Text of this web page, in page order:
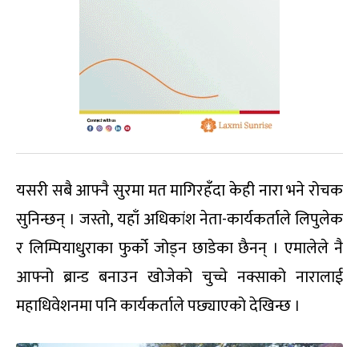
यसरी सबै आफ्नै सुरमा मत मागिरहँदा केही नारा भने रोचक
सुनिन्छन् । जस्तो, यहाँ अधिकांश नेता-कार्यकर्ताले लिपुलेक
र लिम्पियाधुराका फुर्को जोड्न छाडेका छैनन् । एमालेले नै
आफ्नो ब्रान्ड बनाउन खोजेको चुच्चे नक्साको नारालाई
महाधिवेशनमा पनि कार्यकर्ताले पछ्याएको देखिन्छ ।